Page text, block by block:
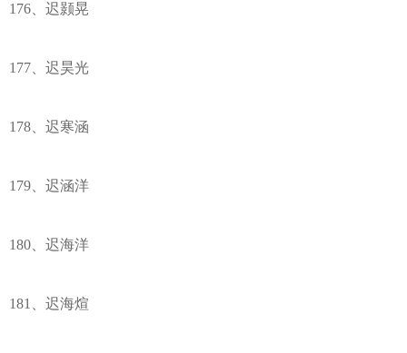
176、迟颢晃
177、迟昊光
178、迟寒涵
179、迟涵洋
180、迟海洋
181、迟海煊